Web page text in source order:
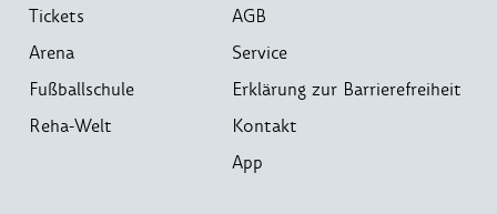
Tickets
Arena
Fußballschule
Reha-Welt
AGB
Service
Erklärung zur Barrierefreiheit
Kontakt
App